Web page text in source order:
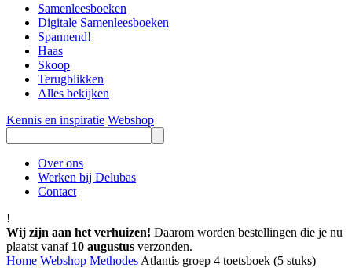
Samenleesboeken
Digitale Samenleesboeken
Spannend!
Haas
Skoop
Terugblikken
Alles bekijken
Kennis en inspiratie Webshop
Over ons
Werken bij Delubas
Contact
!
Wij zijn aan het verhuizen! Daarom worden bestellingen die je nu
plaatst vanaf 10 augustus verzonden.
Home Webshop Methodes Atlantis groep 4 toetsboek (5 stuks)